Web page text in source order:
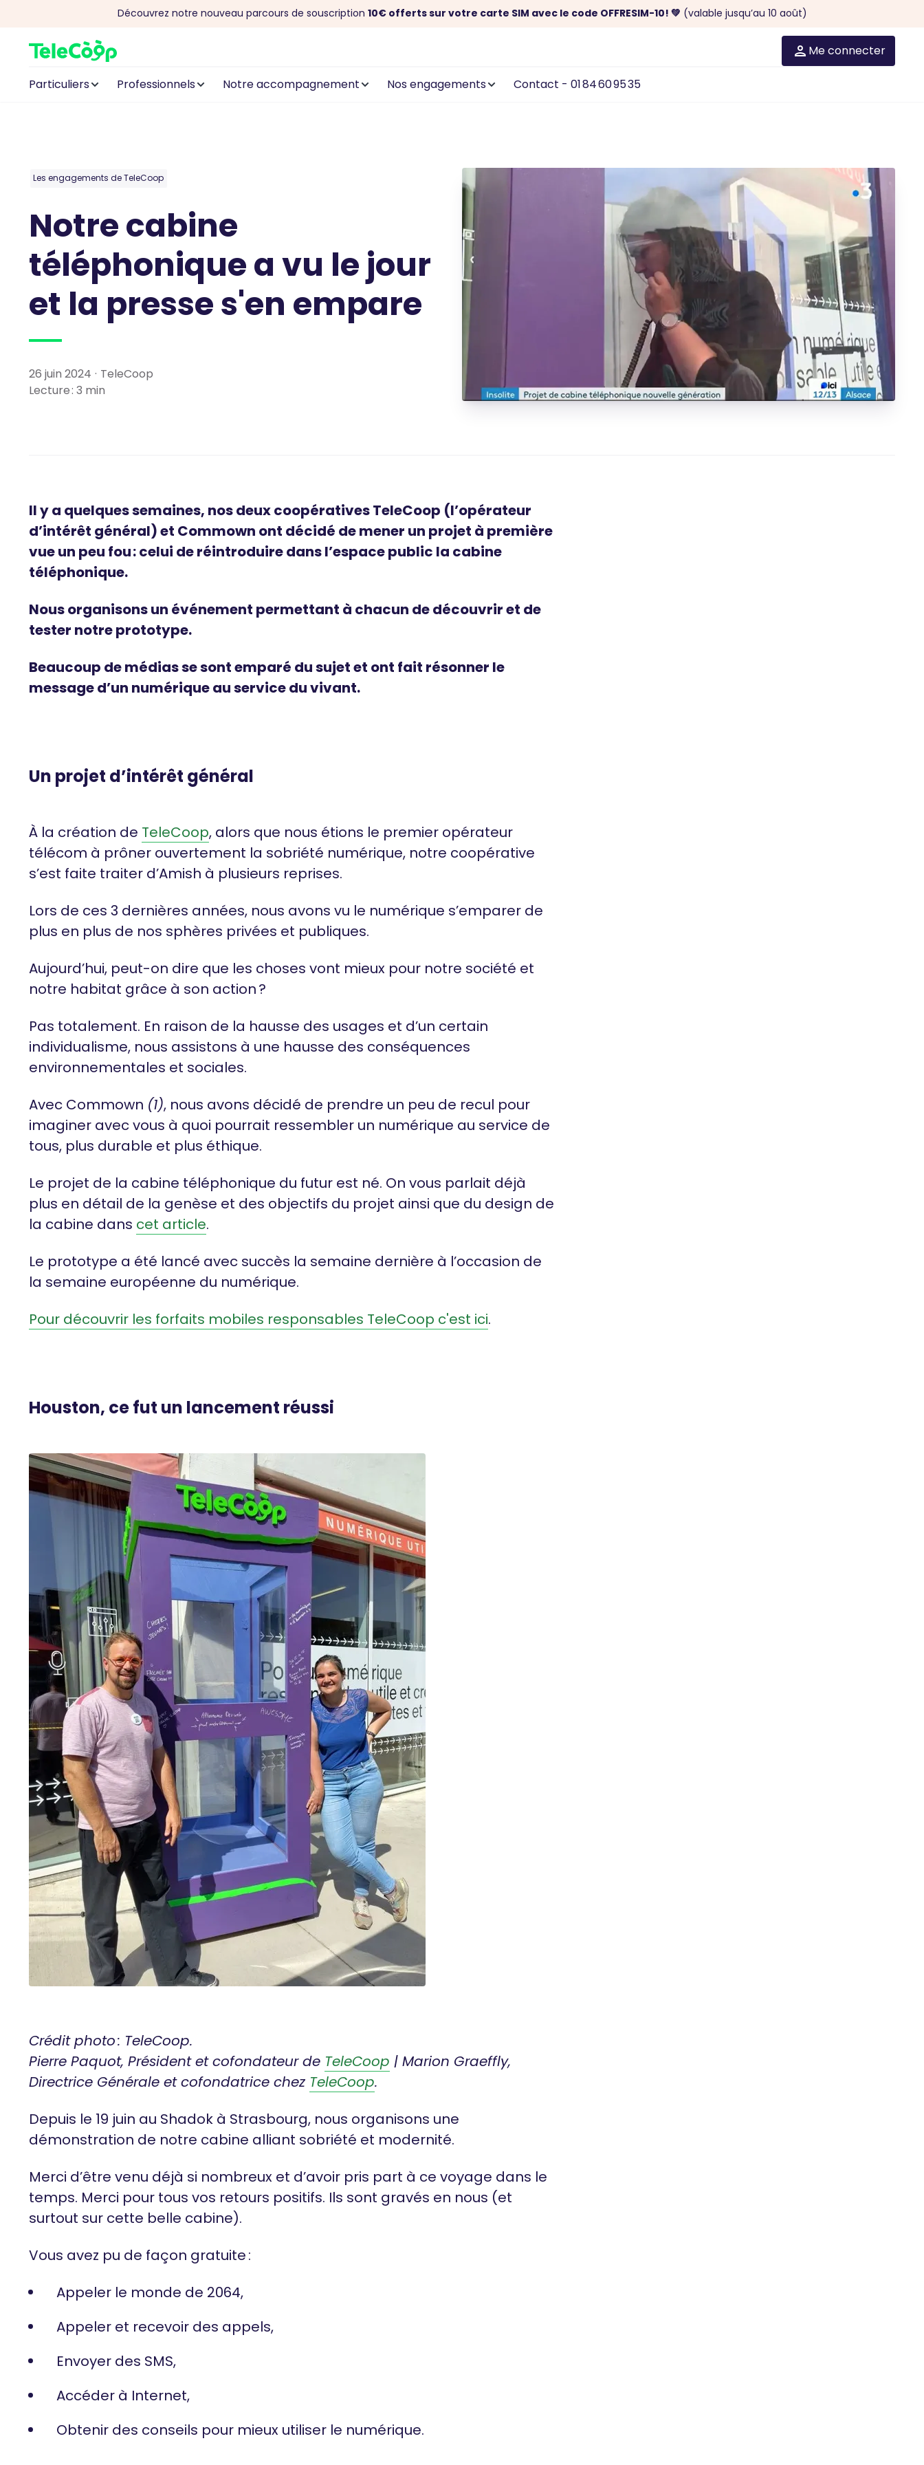
Découvrez notre nouveau parcours de souscription 10€ offerts sur votre carte SIM avec le code OFFRESIM-10! 💚 (valable jusqu’au 10 août)
Aller au contenu Me connecter
Particuliers Professionnels Notre accompagnement Nos engagements Contact - 01 84 60 95 35
Notre cabine
téléphonique a vu le jour
et la presse s'en empare
Les engagements de TeleCoop
26 juin 2024 · TeleCoop
Lecture : 3 min
Il y a quelques semaines, nos deux coopératives TeleCoop (l’opérateur
d’intérêt général) et Commown ont décidé de mener un projet à première
vue un peu fou : celui de réintroduire dans l’espace public la cabine
téléphonique.
Nous organisons un événement permettant à chacun de découvrir et de
tester notre prototype.
Beaucoup de médias se sont emparé du sujet et ont fait résonner le
message d’un numérique au service du vivant.
Un projet d’intérêt général
À la création de TeleCoop, alors que nous étions le premier opérateur
télécom à prôner ouvertement la sobriété numérique, notre coopérative
s’est faite traiter d’Amish à plusieurs reprises.
Lors de ces 3 dernières années, nous avons vu le numérique s’emparer de
plus en plus de nos sphères privées et publiques.
Aujourd’hui, peut-on dire que les choses vont mieux pour notre société et
notre habitat grâce à son action ?
Pas totalement. En raison de la hausse des usages et d’un certain
individualisme, nous assistons à une hausse des conséquences
environnementales et sociales.
Avec Commown (1), nous avons décidé de prendre un peu de recul pour
imaginer avec vous à quoi pourrait ressembler un numérique au service de
tous, plus durable et plus éthique.
Le projet de la cabine téléphonique du futur est né. On vous parlait déjà
plus en détail de la genèse et des objectifs du projet ainsi que du design de
la cabine dans cet article.
Le prototype a été lancé avec succès la semaine dernière à l’occasion de
la semaine européenne du numérique.
Pour découvrir les forfaits mobiles responsables TeleCoop c'est ici.
Houston, ce fut un lancement réussi
Crédit photo : TeleCoop.
Pierre Paquot, Président et cofondateur de TeleCoop | Marion Graeffly,
Directrice Générale et cofondatrice chez TeleCoop.
Depuis le 19 juin au Shadok à Strasbourg, nous organisons une
démonstration de notre cabine alliant sobriété et modernité.
Merci d’être venu déjà si nombreux et d’avoir pris part à ce voyage dans le
temps. Merci pour tous vos retours positifs. Ils sont gravés en nous (et
surtout sur cette belle cabine).
Vous avez pu de façon gratuite :
Appeler le monde de 2064,
Appeler et recevoir des appels,
Envoyer des SMS,
Accéder à Internet,
Obtenir des conseils pour mieux utiliser le numérique.